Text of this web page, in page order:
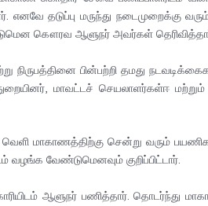
தடுப்பு மருந்து நடைமுறைக்கு
கௌரவ ஆளுநர் அவர்கள்
நிருபத்தினை பின்பற்றி தமது
மாவட்டச் செயலாளர்கள்ஈ மற்றும்
வெளி மாகாணத்திற்கு சென்று வரும்
வழங்க வேண்டுமெனவும் குறிப்பிட்டார்.
ஆளுநர் பணித்தார். தொடர்ந்து